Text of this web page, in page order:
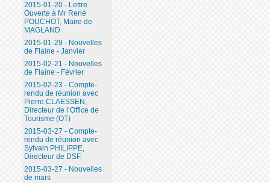
2015-01-20 - Lettre
Ouverte à Mr René
POUCHOT, Maire de
MAGLAND
2015-01-29 - Nouvelles
de Flaine - Janvier
2015-02-21 - Nouvelles
de Flaine - Février
2015-02-23 - Compte-
rendu de réunion avec
Pierre CLAESSEN,
Directeur de l’Office de
Tourisme (OT)
2015-03-27 - Compte-
rendu de réunion avec
Sylvain PHILIPPE,
Directeur de DSF.
2015-03-27 - Nouvelles
de mars